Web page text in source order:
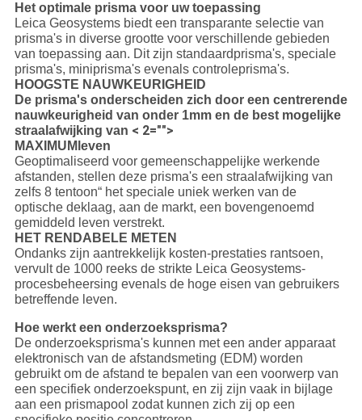
Het optimale prisma voor uw toepassing
Leica Geosystems biedt een transparante selectie van
prisma's in diverse grootte voor verschillende gebieden
van toepassing aan. Dit zijn standaardprisma's, speciale
prisma's, miniprisma's evenals controleprisma's.
HOOGSTE NAUWKEURIGHEID
De prisma's onderscheiden zich door een centrerende
nauwkeurigheid van onder 1mm en de best mogelijke
straalafwijking van < 2="">
MAXIMUMleven
Geoptimaliseerd voor gemeenschappelijke werkende
afstanden, stellen deze prisma's een straalafwijking van
zelfs 8 tentoon“ het speciale uniek werken van de
optische deklaag, aan de markt, een bovengenoemd
gemiddeld leven verstrekt.
HET RENDABELE METEN
Ondanks zijn aantrekkelijk kosten-prestaties rantsoen,
vervult de 1000 reeks de strikte Leica Geosystems-
procesbeheersing evenals de hoge eisen van gebruikers
betreffende leven.
Hoe werkt een onderzoeksprisma?
De onderzoeksprisma's kunnen met een ander apparaat
elektronisch van de afstandsmeting (EDM) worden
gebruikt om de afstand te bepalen van een voorwerp van
een specifiek onderzoekspunt, en zij zijn vaak in bijlage
aan een prismapool zodat kunnen zich zij op een